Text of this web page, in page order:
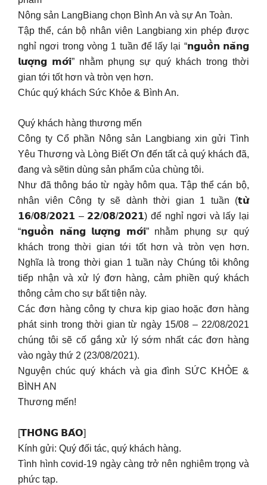
Nông sản LangBiang chọn Bình An và sự An Toàn.
Tập thể, cán bộ nhân viên Langbiang xin phép được
nghỉ ngơi trong vòng 1 tuần để lấy lại “𝗻𝗴𝘂𝗼̂̀𝗻 𝗻𝗮̆𝗻𝗴
𝗹𝘂̛𝗼̛̣𝗻𝗴 𝗺𝗼̛́𝗶” nhằm phụng sự quý khách trong thời
gian tới tốt hơn và tròn vẹn hơn.
Chúc quý khách Sức Khỏe & Bình An.
Quý khách hàng thương mến
Công ty Cổ phần Nông sản Langbiang xin gửi Tình
Yêu Thương và Lòng Biết Ơn đến tất cả quý khách đã,
đang và sẽtin dùng sản phẩm của chùng tôi.
Như đã thông báo từ ngày hôm qua. Tập thể cán bộ,
nhân viên Công ty sẽ dành thời gian 1 tuần (𝘁𝘂̛̀
𝟭𝟲/𝟬𝟴/𝟮𝟬𝟮𝟭 – 𝟮𝟮/𝟬𝟴/𝟮𝟬𝟮𝟭) để nghỉ ngơi và lấy lại
“𝗻𝗴𝘂𝗼̂̀𝗻 𝗻𝗮̆𝗻𝗴 𝗹𝘂̛𝗼̛̣𝗻𝗴 𝗺𝗼̛́𝗶” nhằm phụng sự quý
khách trong thời gian tới tốt hơn và tròn vẹn hơn.
Nghĩa là trong thời gian 1 tuần này Chúng tôi không
tiếp nhận và xử lý đơn hàng, cảm phiền quý khách
thông cảm cho sự bất tiện này.
Các đơn hàng công ty chưa kịp giao hoặc đơn hàng
phát sinh trong thời gian từ ngày 15/08 – 22/08/2021
chúng tôi sẽ cố gắng xử lý sớm nhất các đơn hàng
vào ngày thứ 2 (23/08/2021).
Nguyện chúc quý khách và gia đình SỨC KHỎE &
BÌNH AN
Thương mến!
[𝗧𝗛𝗢̂𝗡𝗚 𝗕𝗔́𝗢]
Kính gửi: Quý đối tác, quý khách hàng.
Tình hình covid-19 ngày càng trở nên nghiêm trọng và
phức tạp.